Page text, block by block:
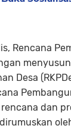
Rencana
Desa
dan